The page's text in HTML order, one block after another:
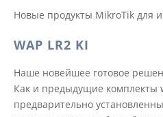
Новые продукты MikroTik для
WAP LR2 KI
Наше новейшее готовое
Как и предыдущие комплекты
предварительно